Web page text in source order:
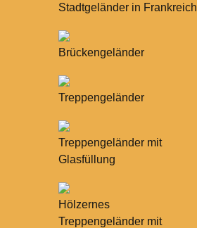
Stadtgeländer in Frankreich
Brückengeländer
Treppengeländer
Treppengeländer mit
Glasfüllung
Hölzernes
Treppengeländer mit